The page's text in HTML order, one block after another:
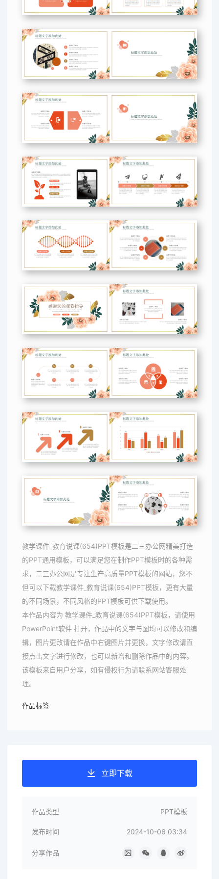
教学课件_教育说课(654)PPT模板是二三办公网精美打造
的PPT通用模板，可以满足您在制作PPT模板时的各种需
求，二三办公网是专注生产高质量PPT模板的网站，您不
但可以下载教学课件_教育说课(654)PPT模板，更有大量
的不同场景，不同风格的PPT模板可供下载使用。
本作品内容为 教学课件_教育说课(654)PPT模板，请使用
PowerPoint软件 打开，作品中的文字与图均可以修改和编
辑，图片更改请在作品中右键图片并更换，文字修改请直
接点击文字进行修改，也可以新增和删除作品中的内容。
该模板来自用户分享，如有侵权行为请联系网站客服处
理。
作品标签
立即下载
作品类型 PPT模板
发布时间 2024-10-06 03:34
分享作品